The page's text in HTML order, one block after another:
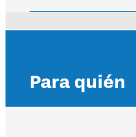
Para quién